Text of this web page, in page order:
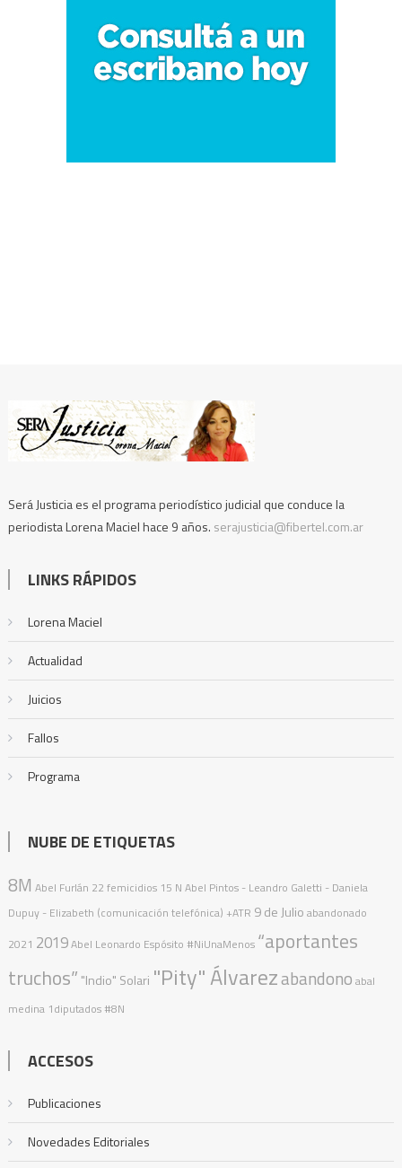
Será Justicia es el programa periodístico judicial que conduce la
periodista Lorena Maciel hace 9 años. serajusticia@fibertel.com.ar
LINKS RÁPIDOS
Lorena Maciel
Actualidad
Juicios
Fallos
Programa
NUBE DE ETIQUETAS
8M Abel Furlán 22 femicidios 15 N Abel Pintos - Leandro Galetti - Daniela
Dupuy - Elizabeth (comunicación telefónica) +ATR 9 de Julio abandonado
2021 2019Abel Leonardo Espósito #NiUnaMenos “aportantes
truchos” "Indio" Solari "Pity" Álvarezabandono abal
medina 1diputados #8N
ACCESOS
Publicaciones
Novedades Editoriales